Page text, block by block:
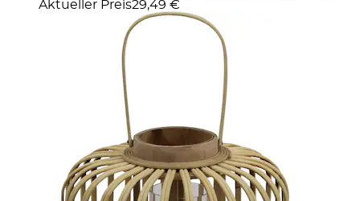
Aktueller Preis29,49 €